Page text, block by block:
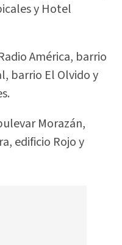
y Hotel
América, barrio
barrio El Olvido y
Morazán,
edificio Rojo y